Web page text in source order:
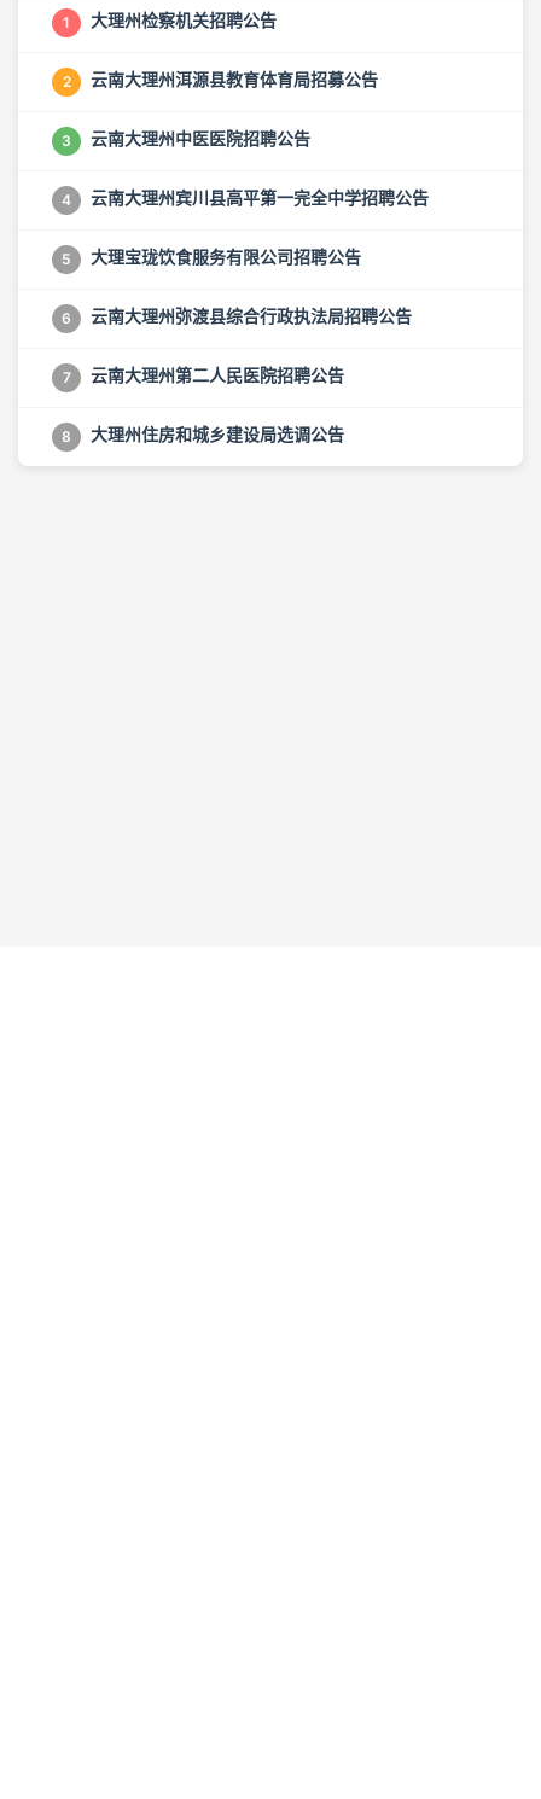
1 大理州检察机关招聘公告
2 云南大理州洱源县教育体育局招募公告
3 云南大理州中医医院招聘公告
4 云南大理州宾川县高平第一完全中学招聘公告
5 大理宝珑饮食服务有限公司招聘公告
6 云南大理州弥渡县综合行政执法局招聘公告
7 云南大理州第二人民医院招聘公告
8 大理州住房和城乡建设局选调公告